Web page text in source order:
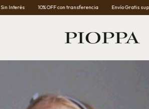
OFF con transferencia Envío Gratis superando los $220mil